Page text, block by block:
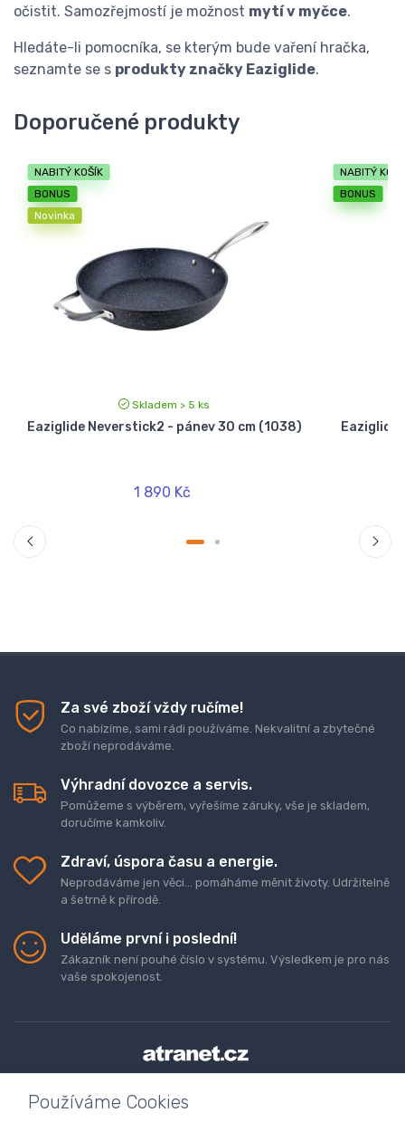
očistit. Samozřejmostí je možnost mytí v myčce.
Hledáte-li pomocníka, se kterým bude vaření hračka,
seznamte se s produkty značky Eaziglide.
Doporučené produkty
NABITÝ KOŠÍK
BONUS
Novinka
Skladem > 5 ks
Eaziglide Neverstick2 - pánev 30 cm (1038)
1 890 Kč
NABITÝ
BONUS
Eaziglide
Za své zboží vždy ručíme!
Co nabízíme, sami rádi používáme. Nekvalitní a zbytečné
zboží neprodáváme.
Výhradní dovozce a servis.
Pomůžeme s výběrem, vyřešíme záruky, vše je skladem,
doručíme kamkoliv.
Zdraví, úspora času a energie.
Neprodáváme jen věci... pomáháme měnit životy. Udržitelně
a šetrně k přírodě.
Uděláme první i poslední!
Zákazník není pouhé číslo v systému. Výsledkem je pro nás
vaše spokojenost.
Doprava a platba zboží
Používáme Cookies